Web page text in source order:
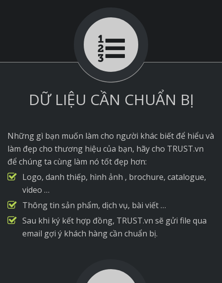
DỮ LIỆU CẦN CHUẨN BỊ
Những gì bạn muốn làm cho người khác biết để hiểu và
làm đẹp cho thương hiệu của bạn, hãy cho TRUST.vn
để chúng ta cùng làm nó tốt đẹp hơn:
Logo, danh thiếp, hình ảnh , brochure, catalogue,
video …
Thông tin sản phẩm, dịch vụ, bài viết …
Sau khi ký kết hợp đồng, TRUST.vn sẽ gửi file qua
email gợi ý khách hàng cần chuẩn bị.